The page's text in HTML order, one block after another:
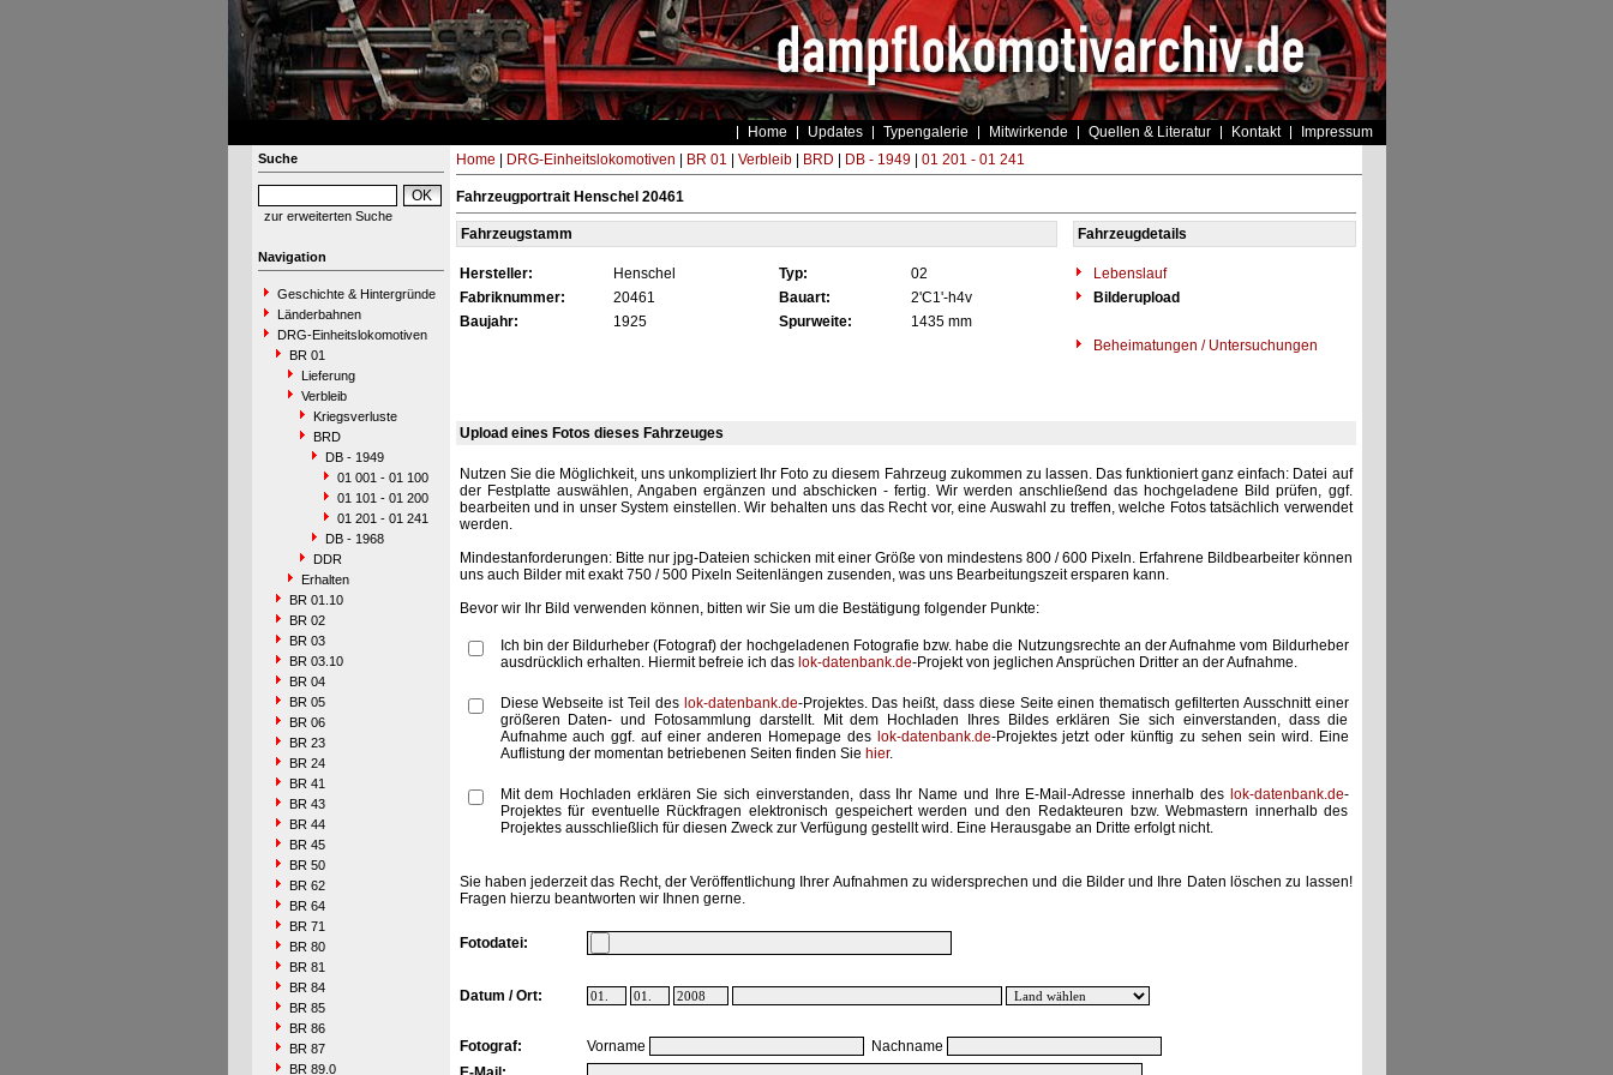
Home Updates Typengalerie Mitwirkende Quellen & Literatur Kontakt Impressum
Suche
zur erweiterten Suche
Navigation
Geschichte & Hintergründe
Länderbahnen
DRG-Einheitslokomotiven
BR 01
Lieferung
Verbleib
Kriegsverluste
BRD
DB - 1949
01 001 - 01 100
01 101 - 01 200
01 201 - 01 241
DB - 1968
DDR
Erhalten
BR 01.10
BR 02
BR 03
BR 03.10
BR 04
BR 05
BR 06
BR 23
BR 24
BR 41
BR 43
BR 44
BR 45
BR 50
BR 62
BR 64
BR 71
BR 80
BR 81
BR 84
BR 85
BR 86
BR 87
BR 89.0
Home DRG-Einheitslokomotiven BR 01 Verbleib| BRD DB - 1949| 01 201 - 01 241
Fahrzeugportrait Henschel 20461
Fahrzeugstamm Fahrzeugdetails
Hersteller: Henschel Typ: 02
Lebenslauf
Fabriknummer:
20461 Bauart: 2'C1'-h4v
Bilderupload
Baujahr:
1925 Spurweite:
1435 mm
Beheimatungen / Untersuchungen
Upload eines Fotos dieses Fahrzeuges
Nutzen Sie die Möglichkeit, uns unkompliziert Ihr Foto zu diesem Fahrzeug zukommen zu lassen. Das funktioniert ganz einfach: Datei auf
der Festplatte auswählen, Angaben ergänzen und abschicken - fertig. Wir werden anschließend das hochgeladene Bild prüfen, ggf.
bearbeiten und in unser System einstellen. Wir behalten uns das Recht vor, eine Auswahl zu treffen, welche Fotos tatsächlich verwendet
werden.
Mindestanforderungen: Bitte nur jpg-Dateien schicken mit einer Größe von mindestens 800 / 600 Pixeln. Erfahrene Bildbearbeiter können
uns auch Bilder mit exakt 750 / 500 Pixeln Seitenlängen zusenden, was uns Bearbeitungszeit ersparen kann.
Bevor wir Ihr Bild verwenden können, bitten wir Sie um die Bestätigung folgender Punkte:
Ich bin der Bildurheber (Fotograf) der hochgeladenen Fotografie bzw. habe die Nutzungsrechte an der Aufnahme vom Bildurheber
ausdrücklich erhalten. Hiermit befreie ich das lok-datenbank.de-Projekt von jeglichen Ansprüchen Dritter an der Aufnahme.
Diese Webseite ist Teil des lok-datenbank.de-Projektes. Das heißt, dass diese Seite einen thematisch gefilterten Ausschnitt einer
größeren Daten- und Fotosammlung darstellt. Mit dem Hochladen Ihres Bildes erklären Sie sich einverstanden, dass die
Aufnahme auch ggf. auf einer anderen Homepage des lok-datenbank.de-Projektes jetzt oder künftig zu sehen sein wird. Eine
Auflistung der momentan betriebenen Seiten finden Sie hier.
Mit dem Hochladen erklären Sie sich einverstanden, dass Ihr Name und Ihre E-Mail-Adresse innerhalb des lok-datenbank.de-
Projektes für eventuelle Rückfragen elektronisch gespeichert werden und den Redakteuren bzw. Webmastern innerhalb des
Projektes ausschließlich für diesen Zweck zur Verfügung gestellt wird. Eine Herausgabe an Dritte erfolgt nicht.
Sie haben jederzeit das Recht, der Veröffentlichung Ihrer Aufnahmen zu widersprechen und die Bilder und Ihre Daten löschen zu lassen!
Fragen hierzu beantworten wir Ihnen gerne.
Fotodatei:
Datum / Ort:
Fotograf: Vorname
Nachname